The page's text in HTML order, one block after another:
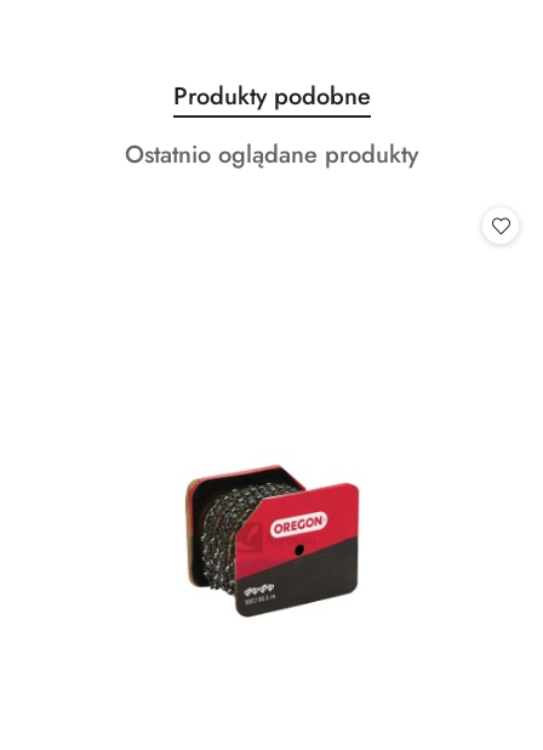
Pomiń karuzelę produktów
Produkty
o
statusie:
Produkty podobne
Produkty
Ostatnio oglądane produkty